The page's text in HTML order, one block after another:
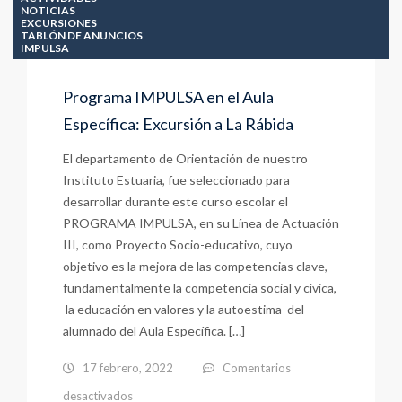
NOTICIAS
EXCURSIONES
TABLÓN DE ANUNCIOS
IMPULSA
Programa IMPULSA en el Aula
Específica: Excursión a La Rábida
El departamento de Orientación de nuestro
Instituto Estuaria, fue seleccionado para
desarrollar durante este curso escolar el
PROGRAMA IMPULSA, en su Línea de Actuación
III, como Proyecto Socio-educativo, cuyo
objetivo es la mejora de las competencias clave,
fundamentalmente la competencia social y cívica,
la educación en valores y la autoestima del
alumnado del Aula Específica. […]
17 febrero, 2022
Comentarios
desactivados